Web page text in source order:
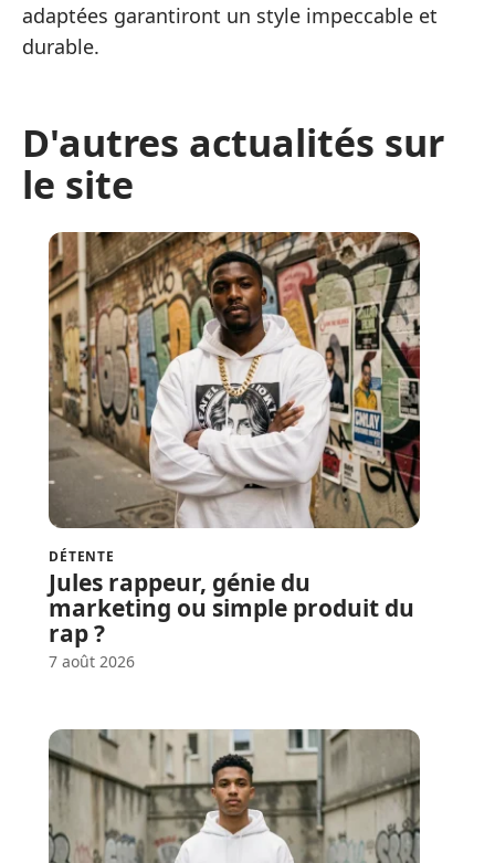
adaptées garantiront un style impeccable et
durable.
D'autres actualités sur
le site
DÉTENTE
Jules rappeur, génie du
marketing ou simple produit du
rap ?
7 août 2026